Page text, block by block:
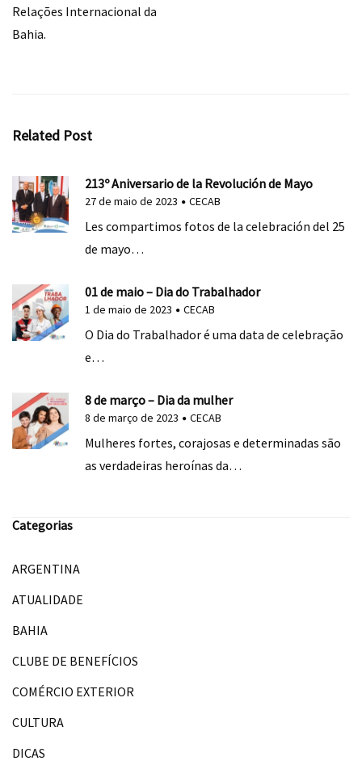
Relações Internacional da
Bahia.
Related Post
213º Aniversario de la Revolución de Mayo
27 de maio de 2023 CECAB
Les compartimos fotos de la celebración del 25
de mayo…
01 de maio – Dia do Trabalhador
1 de maio de 2023 CECAB
O Dia do Trabalhador é uma data de celebração
e…
8 de março – Dia da mulher
8 de março de 2023 CECAB
Mulheres fortes, corajosas e determinadas são
as verdadeiras heroínas da…
Categorias
ARGENTINA
ATUALIDADE
BAHIA
CLUBE DE BENEFÍCIOS
COMÉRCIO EXTERIOR
CULTURA
DICAS